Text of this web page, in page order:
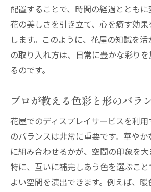
配置することで、時間の経過ととも
花の美しさを引き立て、心を癒す効
します。このように、花屋の知識を
の取り入れ方は、日常に豊かな彩り
るのです。
プロが教える色彩と形のバラ
花屋でのディスプレイサービスを利
のバランスは非常に重要です。華や
に組み合わせるかが、空間の印象を大
特に、互いに補完しあう色を選ぶこ
よい空間を演出できます。例えば、